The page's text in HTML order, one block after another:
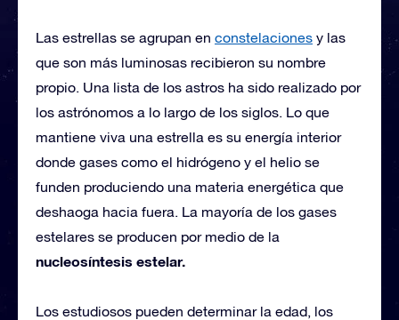
Las estrellas se agrupan en constelaciones y las
que son más luminosas recibieron su nombre
propio. Una lista de los astros ha sido realizado por
los astrónomos a lo largo de los siglos. Lo que
mantiene viva una estrella es su energía interior
donde gases como el hidrógeno y el helio se
funden produciendo una materia energética que
deshaoga hacia fuera. La mayoría de los gases
estelares se producen por medio de la
nucleosíntesis estelar.
Los estudiosos pueden determinar la edad, los